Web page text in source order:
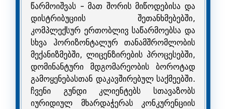
წარმოიშვას - მათ შორის მიწოდებისა და
დისტრიბუციის შეთანხმებებში,
კომპლექსურ ერთობლივ საწარმოებსა და
სხვა ჰორიზონტალურ თანამშრომლობის
მექანიზმებში, ლიცენზირების პროცესებში,
დომინანტური მდგომარეობის ბოროტად
გამოყენებასთან დაკავშირებულ საქმეებში.
ჩვენი გუნდი კლიენტებს სთავაზობს
იურიდიულ მხარდაჭერას კონკურენციის